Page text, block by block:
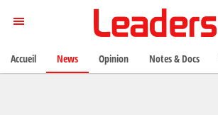
Accueil News Opinion Notes & Docs